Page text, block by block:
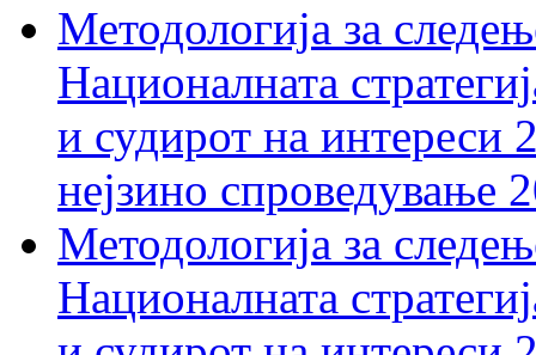
Методологија за
Националната
и судирот на интереси
нејзино спроведување
Методологија за
Националната